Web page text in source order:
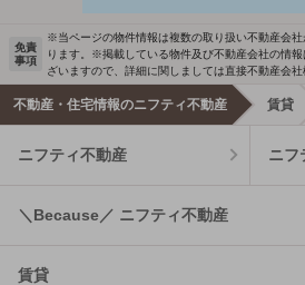
免責
事項
※当ページの物件情報は複数の取り扱い不動産会
ります。※掲載している物件及び不動産会社の情
ざいますので、詳細に関しましては直接不動産会社
不動産・住宅情報のニフティ不動産 賃貸
ニフティ不動産 ニフ
＼Because／ ニフティ不動産
賃貸